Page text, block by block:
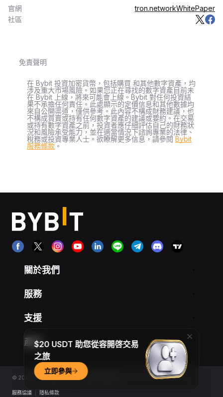
TRX 在 TRON 網絡上兼具治理代幣和效用代幣功能。TRX 持有者
可透過質押 TRX 賺取被動收入、參與投票及維護網絡完整。TRON
塊鏈平台。此外，TRX 質押者可以從「TRON Power」激勵機制中
TRON Power 隨後可兌換為 TRX。
誰創造了 TRON？
孫宇晨是 TRON 網絡和 TRON 基金會的創始人。該基金會於
2018 年收購了著名的共享文件軟件提供商 BitTorrent。2021 年
12 月之前，他一直擔任 TRON 網絡和 TRON 基金會的首席執行
並於 2021 年 12 月受任成為格林納達駐世界貿易組織大使和常駐
TRX 為什麼值錢？
TRX 旨在打造媒體共享的未來，讓內容創作者在此獲得應得收入，
同時賺取去中心化共享帶來的收益。
中心化網絡平台從內容創作者身上抽取巨額費用，留給內容創作者
網絡作為必選的媒體共享平台，將能從中獲得巨大收益，並推升
TRX 代幣的價值由獲取和使用比例決定。隨著加入 TRON 網絡的
長，TRX 的價值將持續攀升。最終，這對每個參與者來說都是共贏
TRON 為何獨樹一幟？
權益授權證明(DPoS)
官網 tron.networkWhitePaper
社區
免責聲明
在 Bybit 投資加密貨幣，包括購買 和其他數字資產，均
涉及重大市場風險。如果您正在尋找的數字資產目前未
在 Bybit 上線，將來可能會上線。Bybit 對任何投資結
果不承擔任何責任。此處顯示的定價信息和其他數據均
來自公開渠道，僅供參考。此內容不構成財務建議，也
不構成買賣或持有任何數字資產的建議或要約。在交易
或持有數字資產之前，投資者應仔細評估自己的財務狀
況和風險承受能力，並在適當情況下諮詢專業的法律、
稅務或投資專業人士。欲瞭解更多信息，請參閱 Bybit
服務條款 。
關於我們
服務
支援
產品
© 2018-2026 Bybit.com. All rights reserved.
服務協議 隱私條款
$20 USDT 助您從容開啓交易
之旅
立即參與